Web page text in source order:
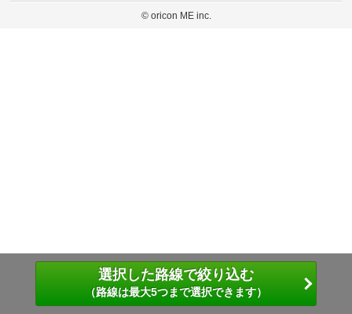
選択した路線で絞り込む
（路線は最大5つまで選択できます）
弊社の見解・ 意見ではないことをご理解いただいた上でご覧ください。
このサイトでは Cookie を使用して、ユーザーに合わせたコンテンツや広告の表示、ソー
© oricon ME inc.